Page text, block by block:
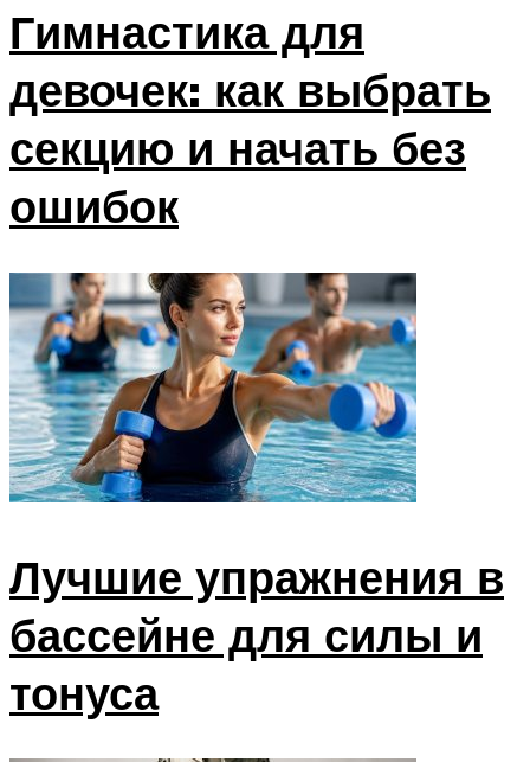
Гимнастика для
девочек: как выбрать
секцию и начать без
ошибок
Лучшие упражнения в
бассейне для силы и
тонуса